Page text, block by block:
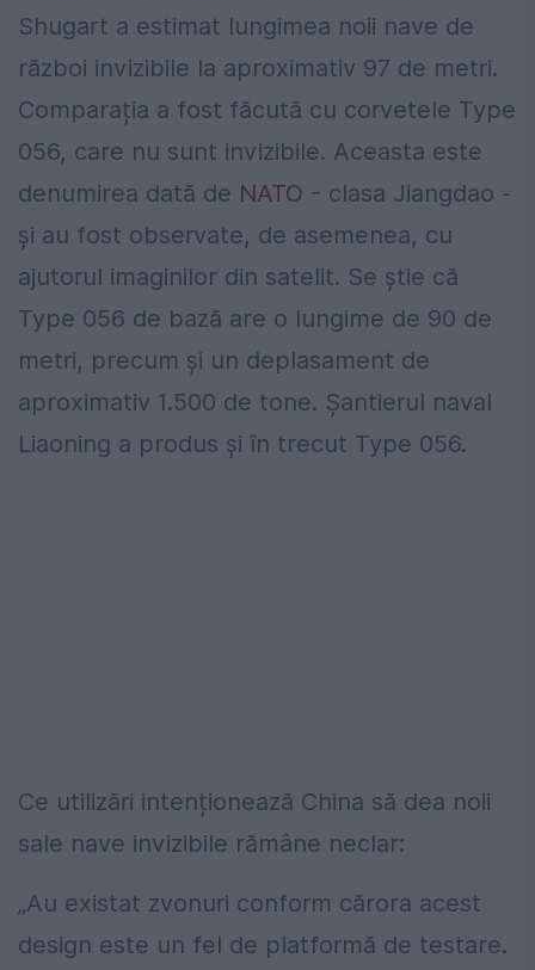
Shugart a estimat lungimea noii nave de
război invizibile la aproximativ 97 de metri.
Comparația a fost făcută cu corvetele Type
056, care nu sunt invizibile. Aceasta este
denumirea dată de NATO - clasa Jiangdao -
și au fost observate, de asemenea, cu
ajutorul imaginilor din satelit. Se știe că
Type 056 de bază are o lungime de 90 de
metri, precum și un deplasament de
aproximativ 1.500 de tone. Șantierul naval
Liaoning a produs și în trecut Type 056.
Ce utilizări intenționează China să dea noii
sale nave invizibile rămâne neclar:
„Au existat zvonuri conform cărora acest
design este un fel de platformă de testare.